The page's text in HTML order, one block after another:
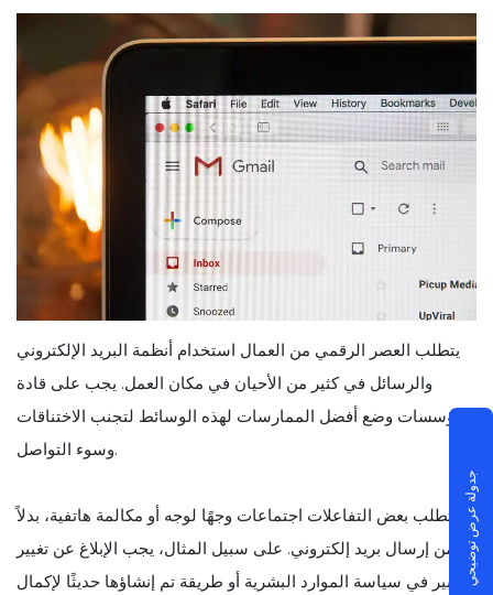
يتطلب العصر الرقمي من العمال استخدام أنظمة البريد الإلكتروني
والرسائل في كثير من الأحيان في مكان العمل. يجب على قادة
المؤسسات وضع أفضل الممارسات لهذه الوسائط لتجنب الاختناقات
وسوء التواصل.
تتطلب بعض التفاعلات اجتماعات وجهًا لوجه أو مكالمة هاتفية، بدلاً
من إرسال بريد إلكتروني. على سبيل المثال، يجب الإبلاغ عن تغيير
كبير في سياسة الموارد البشرية أو طريقة تم إنشاؤها حديثًا لإكمال
جدولة عرض توضيحي